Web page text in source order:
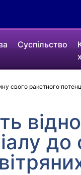
Суспільство
свого ракетного